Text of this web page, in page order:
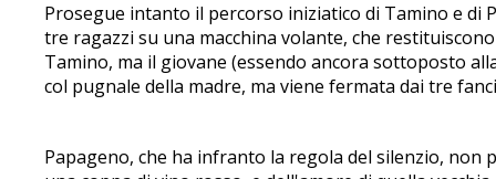
Prosegue intanto il percorso iniziatico di Tamino e di
tre ragazzi su una macchina volante, che
Tamino, ma il giovane (essendo ancora sottoposto
col pugnale della madre, ma viene fermata dai tre
Papageno, che ha infranto la regola del silenzio,